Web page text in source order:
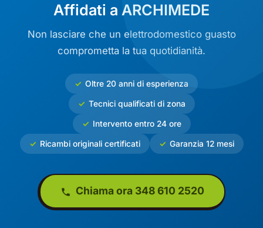
Affidati a ARCHIMEDE
Non lasciare che un elettrodomestico guasto
comprometta la tua quotidianità.
Oltre 20 anni di esperienza
Tecnici qualificati di zona
Intervento entro 24 ore
Ricambi originali certificati Garanzia 12 mesi
Chiama ora 348 610 2520